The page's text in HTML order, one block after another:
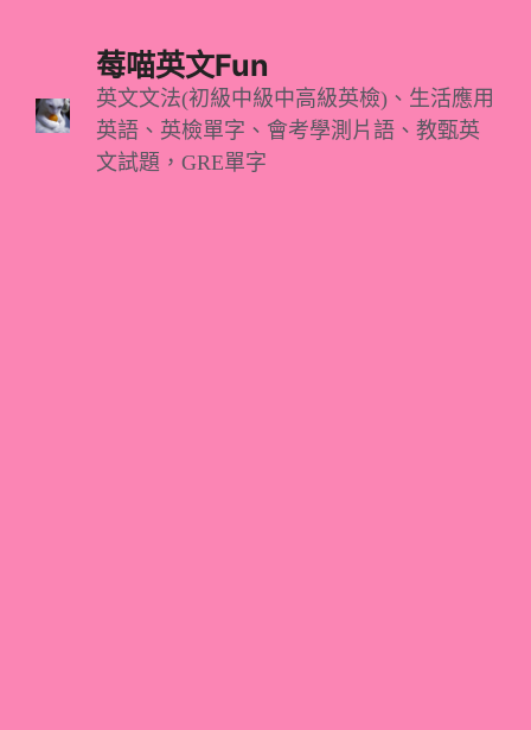
莓喵英文Fun
英文文法(初級中級中高級英檢)、生活應用
英語、英檢單字、會考學測片語、教甄英
文試題，GRE單字